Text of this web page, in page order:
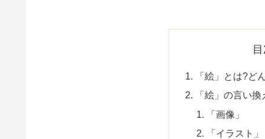
「絵」とは?ど
「絵」の言い
「画像」
「イラスト」